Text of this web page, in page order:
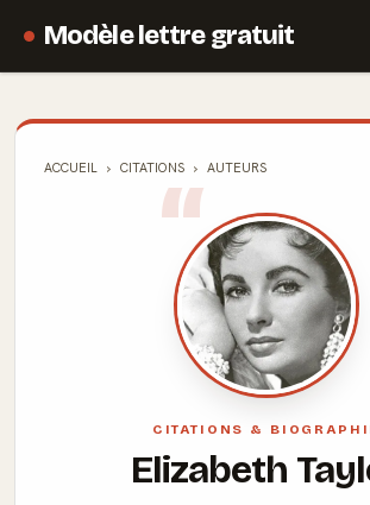
Modèle lettre gratuit
ACCUEIL CITATIONS AUTEURS
CITATIONS &
Elizabeth